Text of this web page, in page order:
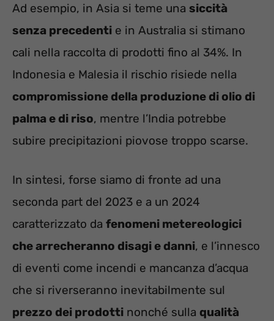
Ad esempio, in Asia si teme una siccità
senza precedenti e in Australia si stimano
cali nella raccolta di prodotti fino al 34%. In
Indonesia e Malesia il rischio risiede nella
compromissione della produzione di olio di
palma e di riso, mentre l’India potrebbe
subire precipitazioni piovose troppo scarse.
In sintesi, forse siamo di fronte ad una
seconda part del 2023 e a un 2024
caratterizzato da fenomeni metereologici
che arrecheranno disagi e danni, e l’innesco
di eventi come incendi e mancanza d’acqua
che si riverseranno inevitabilmente sul
prezzo dei prodotti nonché sulla qualità